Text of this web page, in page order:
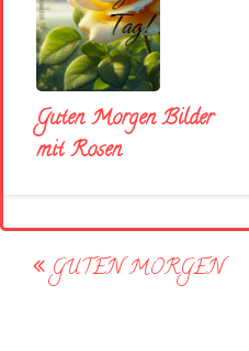
Guten Morgen Bilder
mit Rosen
Post
navigation
GUTEN MORGEN